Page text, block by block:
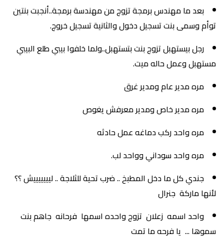
بعد ما مهندس برمجة تزوج من مهندسة برمجة..أنجبت بنتين
توأم وسمى بنت تسجيل دخول والثانية تسجيل خروج.
رجل بيستهبل تزوج بنت بتستهبل..ولما خلفوا بيبي طلع البيبي
مستهبل وعمل حاله ميت.
مره مدير عام ومدير غرق
مره مدير خاص ومدير معرفش يغوص
مره واحد ركب دماغه عمل حادثه
مره واحد سوداني وواحد لب.
جندي كل ما دخل المطبخ .. ضرب تحية للثلاجة .. ليييييييش ؟؟
لأنها ماركة جنرال
واحد اسمه زعلان تزوج واحده اسمها فرحانه جاهم بنت
سموها ... يا فرحه ما تمت